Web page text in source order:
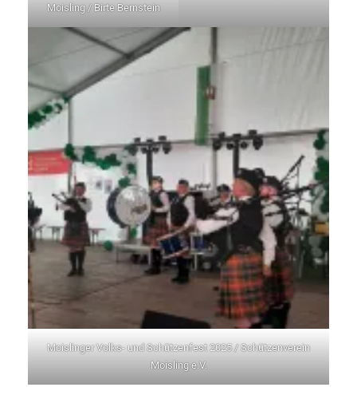
Moisling / Birte Bernstein
Moislinger Volks- und Schützenfest 2025 / Schützenverein
Moisling e.V.